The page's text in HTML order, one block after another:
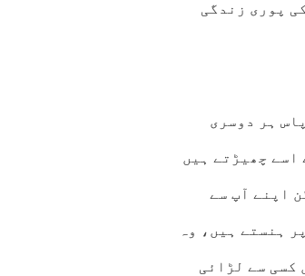
پوری زندگی
ہر دوسری
اسے چھیڑتے ہیں
اپنے آپ سے
ہنستے ہیں، وہ
کسی سے لڑائی